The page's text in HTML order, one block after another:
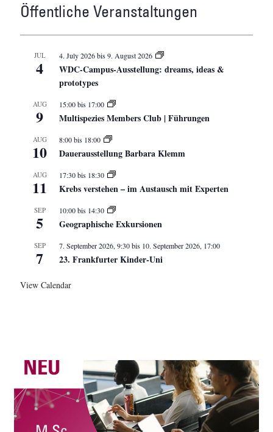
Öffentliche Veranstaltungen
JUL
4
4. July 2026bis9. August 2026
WDC-Campus-Ausstellung: dreams, ideas &
prototypes
AUG
9
15:00bis 17:00
Multispezies Members Club | Führungen
AUG
10
8:00bis 18:00
Dauerausstellung Barbara Klemm
AUG
11
17:30bis 18:30
Krebs verstehen – im Austausch mit Experten
SEP
5
10:00bis 14:30
Geographische Exkursionen
SEP
7
7. September 2026, 9:30bis 10. September 2026, 17:00
23. Frankfurter Kinder-Uni
View Calendar